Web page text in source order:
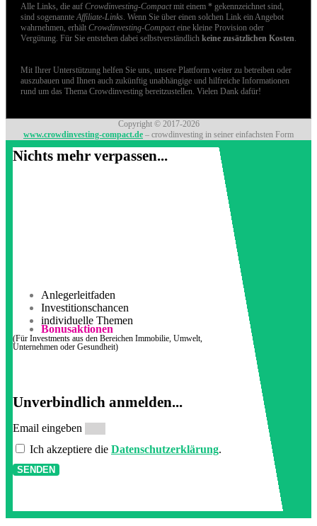
Alle Links, die auf Crowdinvesting-Compactmit einem * gekennzeichnet sind,
sind sogenannte Affiliate-Links . Wenn Sie über einen solchen Link ein Angebot
wahrnehmen, erhält Crowdinvesting-Compacteine kleine Provision oder
Vergütung. Für Sie entstehen dabei selbstverständlich keine zusätzlichen Kosten
Mit Ihrer Unterstützung helfen Sie uns, unsere Plattform weiter zu betreiben oder
auszubauen und Ihnen auch zukünftig unabhängige und hilfreiche Informationen
rund um das Thema Crowdinvesting bereitzustellen. Vielen Dank dafür!
Copyright © 2017-2026
www.crowdinvesting-compact.de – crowdinvesting in seiner einfachsten Form
Nichts mehr verpassen...
Anlegerleitfaden
Investitionschancen
individuelle Themen
Bonusaktionen
(Für Investments aus den Bereichen Immobilie, Umwelt,
Unternehmen oder Gesundheit)
Unverbindlich anmelden...
Email eingeben
Ich akzeptiere die Datenschutzerklärung.
SENDEN